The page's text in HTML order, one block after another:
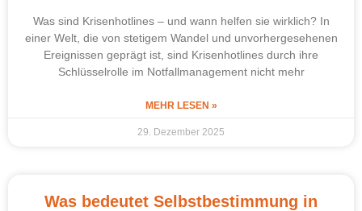
Was sind Krisenhotlines – und wann helfen sie wirklich? In
einer Welt, die von stetigem Wandel und unvorhergesehenen
Ereignissen geprägt ist, sind Krisenhotlines durch ihre
Schlüsselrolle im Notfallmanagement nicht mehr
MEHR LESEN »
29. Dezember 2025
Was bedeutet Selbstbestimmung in